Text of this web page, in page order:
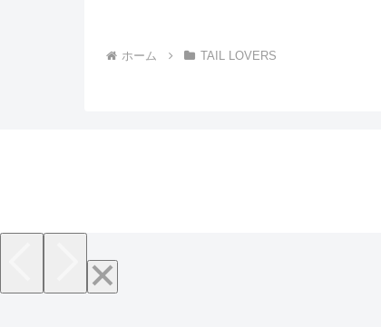
ホーム TAIL LOVERS